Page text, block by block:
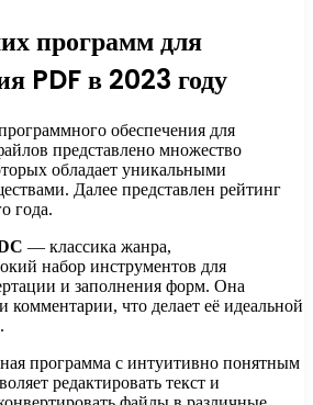
программ для
PDF в 2023 году
обеспечения для
представлено множество
обладает уникальными
Далее представлен рейтинг
года.
— классика жанра,
набор инструментов для
и заполнения форм. Она
комментарии, что делает её идеальной
программа с интуитивно понятным
редактировать текст и